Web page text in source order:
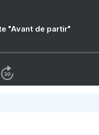
"Avant de partir"